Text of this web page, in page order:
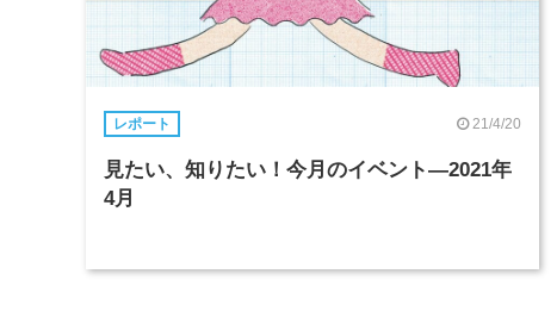
レポート 21/4/20
見たい、知りたい！今月のイベント―2021年
4月